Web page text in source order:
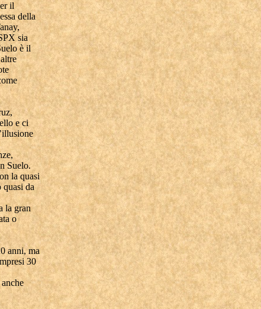
il
della
sia
è il
e ci
Suelo.
la quasi
quasi da
la gran
o
anni, ma
30